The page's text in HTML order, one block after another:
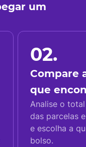
um
02.
Compare
que
Analise o
das parcelas
e escolha a
bolso.